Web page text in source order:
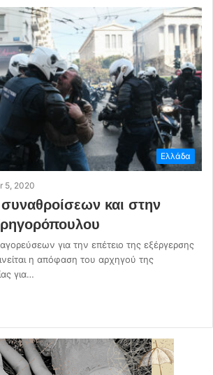
Ελλάδα
5, 2020
και στην
για την επέτειο της εξέργερσης
η απόφαση του αρχηγού της
για…